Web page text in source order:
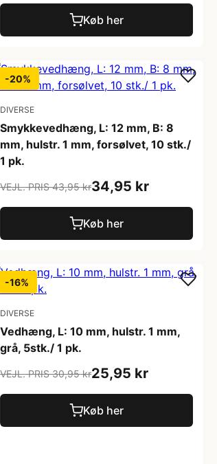
Køb her
-20%
DIVERSE
Smykkevedhæng, L: 12 mm, B: 8
mm, hulstr. 1 mm, forsølvet, 10 stk./
1 pk.
VEJL. PRIS 43,95 kr34,95 kr
Køb her
-16%
DIVERSE
Vedhæng, L: 10 mm, hulstr. 1 mm,
grå, 5stk./ 1 pk.
VEJL. PRIS 30,95 kr25,95 kr
Køb her